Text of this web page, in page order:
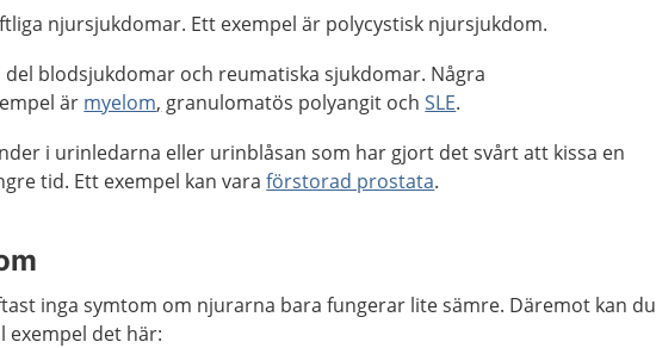
njursjukdomar. Ett exempel är polycystisk njursjukdom.
del blodsjukdomar och reumatiska sjukdomar. Några
är myelom, granulomatös polyangit ochSLE.
i urinledarna eller urinblåsan som har gjort det svårt att kissa en
tid. Ett exempel kan varaförstorad prostata.
inga symtom om njurarna bara fungerar lite sämre. Däremot kan du
exempel det här: